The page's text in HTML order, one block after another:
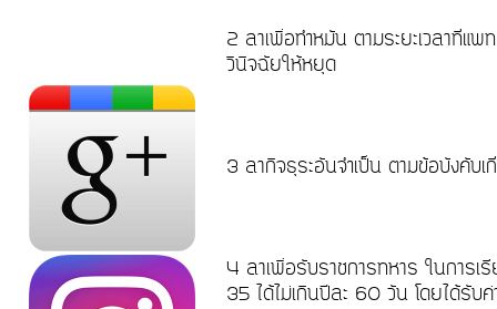
2 ลาเพื่อทำหมัน ตามระยะเวลาที่แ
วินิจฉัยให้หยุด
3 ลากิจธุระอันจำเป็น ตามข้อบังคับ
4 ลาเพื่อรับราชการทหาร ในการ
35 ได้ไม่เกินปีละ 60 วัน โดยได้รับ